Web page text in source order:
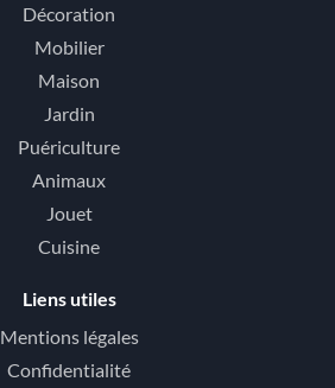
Décoration
Mobilier
Maison
Jardin
Puériculture
Animaux
Jouet
Cuisine
Liens utiles
Mentions légales
Confidentialité